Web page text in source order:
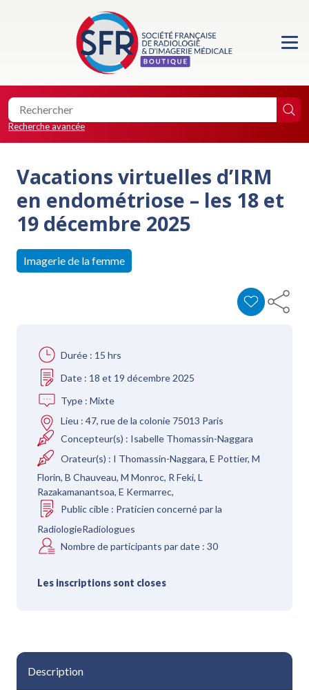
Accueil
Formations
Location de salle
Faire un don
Recherche avancée
Vacations virtuelles d’IRM
en endométriose – les 18 et
19 décembre 2025
Imagerie de la femme
Durée : 15 hrs
Date : 18 et 19 décembre 2025
Type : Mixte
Lieu : 47, rue de la colonie 75013 Paris
Concepteur(s) : Isabelle Thomassin-Naggara
Orateur(s) : I Thomassin-Naggara, E Pottier, M
Florin, B Chauveau, M Monroc, R Feki, L
Razakamanantsoa, E Kermarrec,
Public cible : Praticien concerné par la
RadiologieRadiologues
Nombre de participants par date : 30
Les inscriptions sont closes
Description